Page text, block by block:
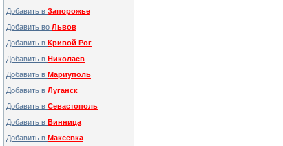
Добавить в Запорожье
Добавить во Львов
Добавить в Кривой Рог
Добавить в Николаев
Добавить в Мариуполь
Добавить в Луганск
Добавить в Севастополь
Добавить в Винница
Добавить в Макеевка